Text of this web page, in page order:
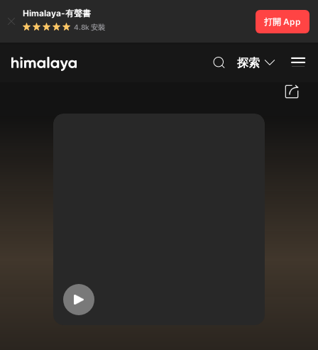
Himalaya-有聲書
4.8k 安裝
打開 App
探索